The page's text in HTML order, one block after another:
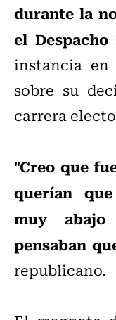
durante la
el
instancia
sobre su
carrera
"Creo que
querían
muy
pensaban
republicano.